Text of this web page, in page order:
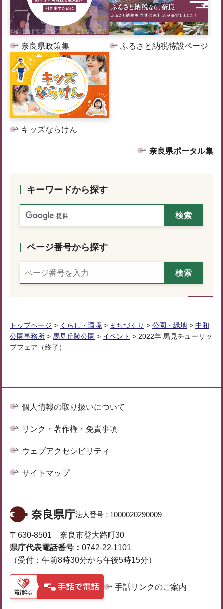
奈良県政策集 ふるさと納税特設ページ
キッズならけん
奈良県ポータル集
キーワードから探す
ページ番号から探す
トップページ > くらし・環境 > まちづくり > 公園・緑地 > 中和
公園事務所 > 馬見丘陵公園 > イベント > 2022年 馬見チューリッ
プフェア（終了）
個人情報の取り扱いについて
リンク・著作権・免責事項
ウェブアクセシビリティ
サイトマップ
奈良県庁法人番号： 1000020290009
〒630-8501 奈良市登大路町30
県庁代表電話番号： 0742-22-1101
（受付：午前8時30分から午後5時15分）
手話リンクのご案内